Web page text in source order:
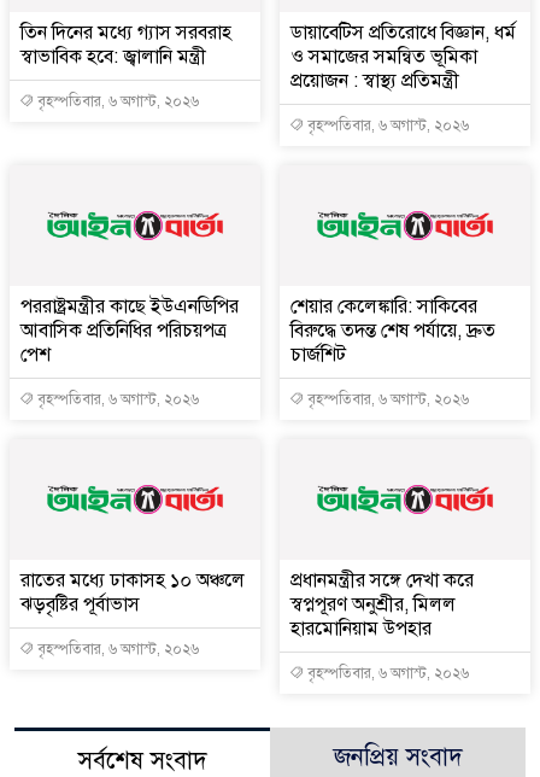
তিন দিনের মধ্যে গ্যাস সরবরাহ
স্বাভাবিক হবে: জ্বালানি মন্ত্রী
বৃহস্পতিবার, ৬ অগাস্ট, ২০২৬
ডায়াবেটিস প্রতিরোধে বিজ্ঞান, ধর্ম
ও সমাজের সমন্বিত ভূমিকা
প্রয়োজন : স্বাস্থ্য প্রতিমন্ত্রী
বৃহস্পতিবার, ৬ অগাস্ট, ২০২৬
পররাষ্ট্রমন্ত্রীর কা‌ছে ইউএনডিপির
আবাসিক প্রতিনিধির পরিচয়পত্র
পেশ
বৃহস্পতিবার, ৬ অগাস্ট, ২০২৬
শেয়ার কেলেঙ্কারি: সাকিবের
বিরুদ্ধে তদন্ত শেষ পর্যায়ে, দ্রুত
চার্জশিট
বৃহস্পতিবার, ৬ অগাস্ট, ২০২৬
রাতের মধ্যে ঢাকাসহ ১০ অঞ্চলে
ঝড়বৃষ্টির পূর্বাভাস
বৃহস্পতিবার, ৬ অগাস্ট, ২০২৬
প্রধানমন্ত্রীর সঙ্গে দেখা করে
স্বপ্নপূরণ অনুশ্রীর, মিলল
হারমোনিয়াম উপহার
বৃহস্পতিবার, ৬ অগাস্ট, ২০২৬
সর্বশেষ সংবাদ জনপ্রিয় সংবাদ